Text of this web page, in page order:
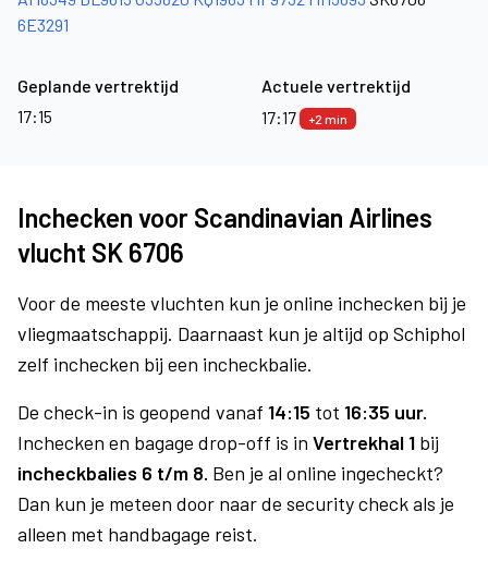
6E3291
Geplande vertrektijd
17:15
Actuele vertrektijd
17:17
+2 min
Inchecken voor Scandinavian Airlines
vlucht SK 6706
Voor de meeste vluchten kun je online inchecken bij je
vliegmaatschappij. Daarnaast kun je altijd op Schiphol
zelf inchecken bij een incheckbalie.
De check-in is geopend vanaf 14:15 tot 16:35 uur.
Inchecken en bagage drop-off is in Vertrekhal 1 bij
incheckbalies 6 t/m 8. Ben je al online ingecheckt?
Dan kun je meteen door naar de security check als je
alleen met handbagage reist.